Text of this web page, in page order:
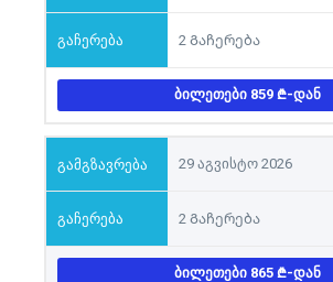
2 Გაჩერება
ᲑᲘᲚᲔᲗᲔᲑᲘ 859 -ᲓᲐᲜ
29 აგვისტო 2026
2 Გაჩერება
ᲑᲘᲚᲔᲗᲔᲑᲘ 865 -ᲓᲐᲜ